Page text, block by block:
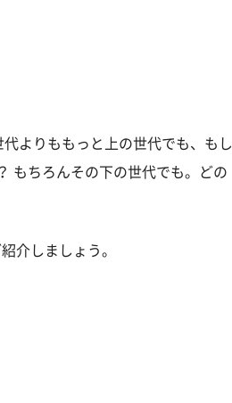
よりももっと上の世代でも、もし
もちろんその下の世代でも。どの
介しましょう。